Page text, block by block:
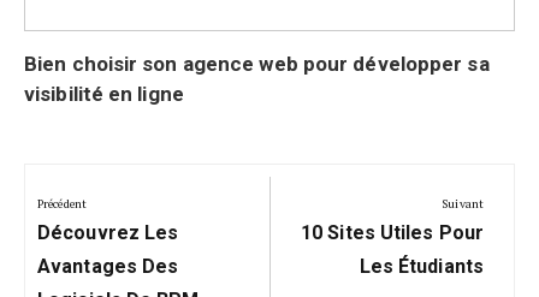
Bien choisir son agence web pour développer sa
visibilité en ligne
de
l’article
Précédent
Précédent:
Découvrez Les
Avantages Des
Suivant
Suivant:
10 Sites Utiles Pour
Les Étudiants